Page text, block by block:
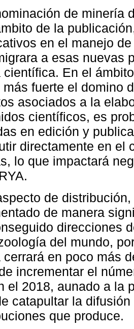
de minería
de la
en el manejo
a esas nuevas
científica. En el
fuerte el domino
asociados a la
científicos, es
en edición y
directamente en el
lo que impactará
de
de manera
direcciones
del mundo,
cerrará en poco más
incrementar el
el 2018, aunado a la
catapultar la
que produce.